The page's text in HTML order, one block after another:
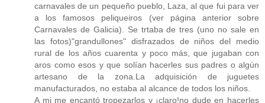
carnavales de un pequeño pueblo, Laza, al que fui para ver
a los famosos peliqueiros (ver página anterior sobre
Carnavales de Galicia). Se trtaba de tres (uno no sale en
las fotos)"grandullones" disfrazados de niños del medio
rural de los años cuarenta y poco más, que jugaban con
aros como esos y que solían hacerles sus padres o algún
artesano de la zona.La adquisición de juguetes
manufacturados, no estaba al alcance de todos los niños.
A mi me encantó tropezarlos y ¡claro!no dude en hacerles